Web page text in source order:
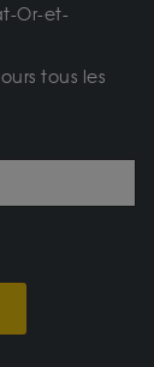
Or-et-
tous les